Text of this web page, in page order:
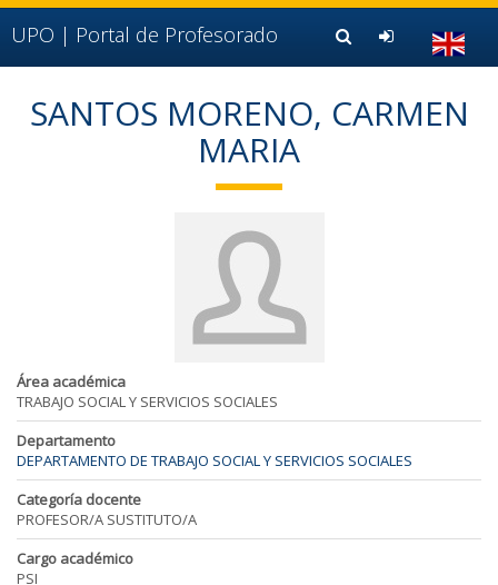
Ir al contenido principal de la página (alt + s)
Ir a la cabecera de la página (alt + c)
Ir al pie de la página (alt + p)
Ir al menú principal (alt + u)
UPO | Portal de Profesorado
SANTOS MORENO, CARMEN
MARIA
Área académica
TRABAJO SOCIAL Y SERVICIOS SOCIALES
Departamento
DEPARTAMENTO DE TRABAJO SOCIAL Y SERVICIOS SOCIALES
Categoría docente
PROFESOR/A SUSTITUTO/A
Cargo académico
PSI